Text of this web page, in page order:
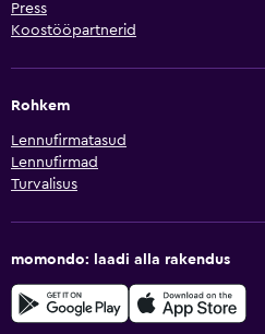
Press
Koostööpartnerid
Rohkem
Lennufirmatasud
Lennufirmad
Turvalisus
momondo: laadi alla rakendus